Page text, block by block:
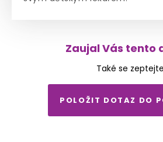
Zaujal Vás tento
Také se
POLOŽIT DOTAZ DO